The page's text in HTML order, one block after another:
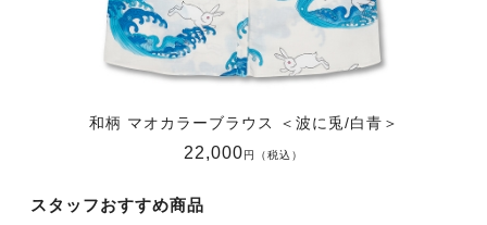
和柄 マオカラーブラウス ＜波に兎/白青＞
22,000円（税込）
スタッフおすすめ商品